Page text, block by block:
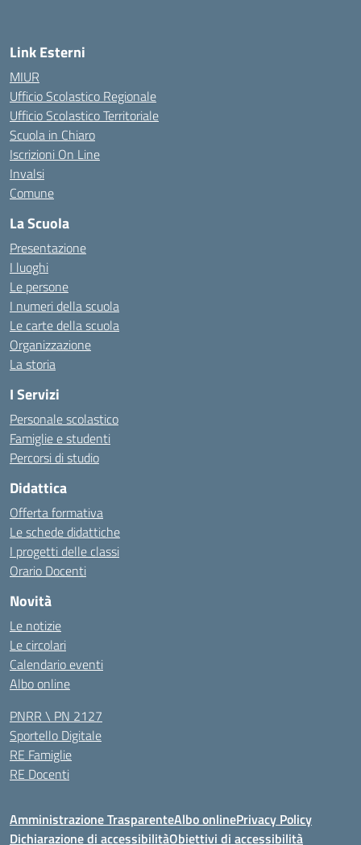
Link Esterni
MIUR
Ufficio Scolastico Regionale
Ufficio Scolastico Territoriale
Scuola in Chiaro
Iscrizioni On Line
Invalsi
Comune
La Scuola
Presentazione
I luoghi
Le persone
I numeri della scuola
Le carte della scuola
Organizzazione
La storia
I Servizi
Personale scolastico
Famiglie e studenti
Percorsi di studio
Didattica
Offerta formativa
Le schede didattiche
I progetti delle classi
Orario Docenti
Novità
Le notizie
Le circolari
Calendario eventi
Albo online
PNRR \ PN 2127
Sportello Digitale
RE Famiglie
RE Docenti
Amministrazione TrasparenteAlbo onlinePrivacy Policy
Dichiarazione di accessibilitàObiettivi di accessibilità